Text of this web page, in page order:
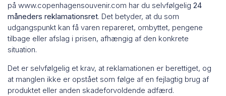
på www.copenhagensouvenir.com har du selvfølgelig 24
måneders reklamationsret. Det betyder, at du som
udgangspunkt kan få varen repareret, ombyttet, pengene
tilbage eller afslag i prisen, afhængig af den konkrete
situation.
Det er selvfølgelig et krav, at reklamationen er berettiget, og
at manglen ikke er opstået som følge af en fejlagtig brug af
produktet eller anden skadeforvoldende adfærd.